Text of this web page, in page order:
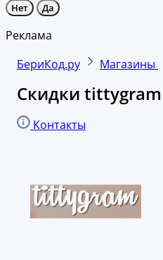
Нет Да
Реклама
БериКод.ру
Магазины
Скидки tittygram
Контакты